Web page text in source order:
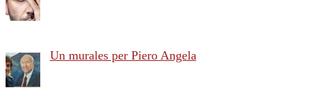
Un murales per Piero Angela